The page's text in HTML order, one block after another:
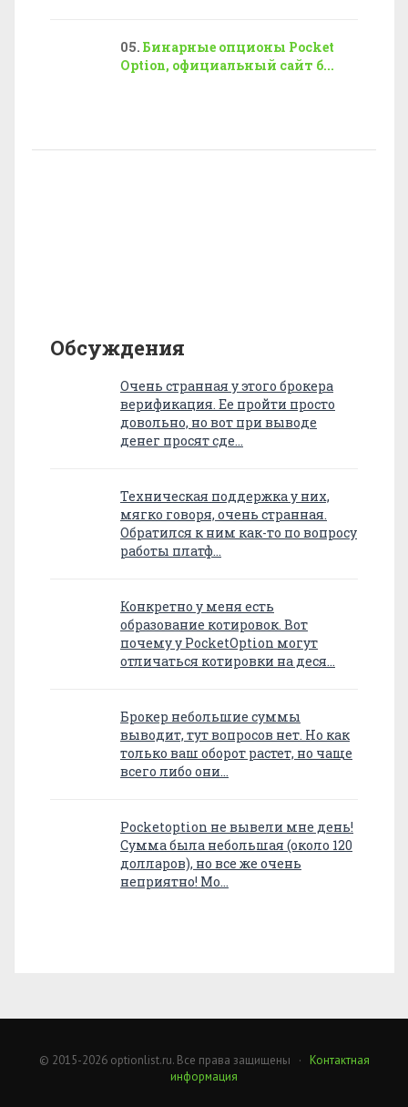
Бинарные опционы Pocket
Option, официальный сайт б...
Обсуждения
Очень странная у этого брокера
верификация. Ее пройти просто
довольно, но вот при выводе
денег просят сде…
Техническая поддержка у них,
мягко говоря, очень странная.
Обратился к ним как-то по вопросу
работы платф…
Конкретно у меня есть
образование котировок. Вот
почему у PocketOption могут
отличаться котировки на деся…
Брокер небольшие суммы
выводит, тут вопросов нет. Но как
только ваш оборот растет, но чаще
всего либо они…
Pocketoption не вывели мне день!
Сумма была небольшая (около 120
долларов), но все же очень
неприятно! Мо…
© 2015-2026 optionlist.ru. Все права защищены · Контактная
информация